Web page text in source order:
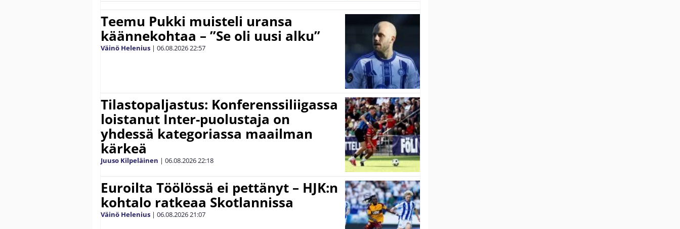
Teemu Pukki muisteli uransa
käännekohtaa – ”Se oli uusi alku”
Väinö Helenius | 06.08.202622:57
Tilastopaljastus: Konferenssiliigassa
loistanut Inter-puolustaja on
yhdessä kategoriassa maailman
kärkeä
Juuso Kilpeläinen | 06.08.202622:18
Euroilta Töölössä ei pettänyt – HJK:n
kohtalo ratkeaa Skotlannissa
Väinö Helenius | 06.08.202621:07